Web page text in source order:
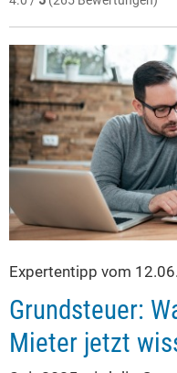
Expertentipp vom
Grundsteuer:
Mieter jetzt